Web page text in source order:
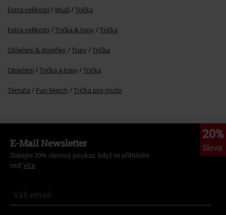
Extra velikosti Muži Trička
Extra velikosti Trička & topy Trička
Oblečení & doplňky Topy Trička
Oblečení Trička a topy Trička
Témata Fun Merch Trička pro muže
20%
Sleva
E-Mail Newsletter
Získejte 20% slevový poukaz, když se přihlásíte
teď! Více